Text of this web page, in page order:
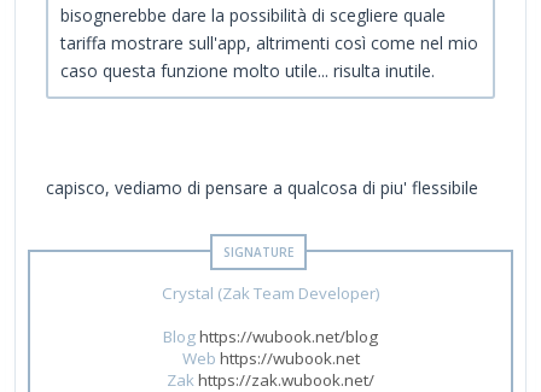
bisognerebbe dare la possibilità di scegliere quale
tariffa mostrare sull'app, altrimenti così come nel mio
caso questa funzione molto utile... risulta inutile.
capisco, vediamo di pensare a qualcosa di piu' flessibile
Crystal (Zak Team Developer)
Bloghttps://wubook.net/blog
Web https://wubook.net
Zakhttps://zak.wubook.net/